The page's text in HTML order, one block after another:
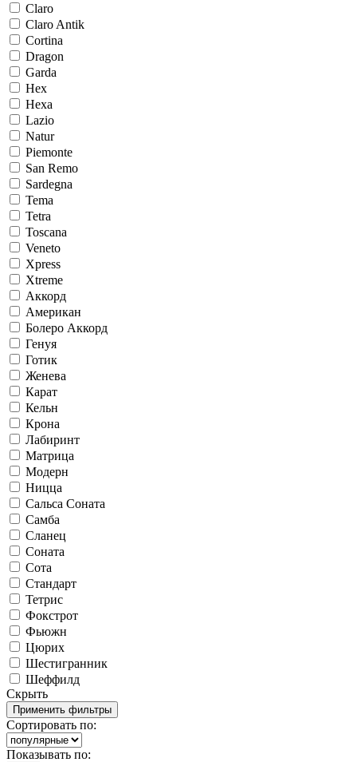
Claro
Claro Antik
Cortina
Dragon
Garda
Hex
Hexa
Lazio
Natur
Piemonte
San Remo
Sardegna
Tema
Tetra
Toscana
Veneto
Xpress
Xtreme
Аккорд
Американ
Болеро Аккорд
Генуя
Готик
Женева
Карат
Кельн
Крона
Лабиринт
Матрица
Модерн
Ницца
Сальса Соната
Самба
Сланец
Соната
Сота
Стандарт
Тетрис
Фокстрот
Фьюжн
Цюрих
Шестигранник
Шеффилд
Скрыть
Сортировать по:
Показывать по: